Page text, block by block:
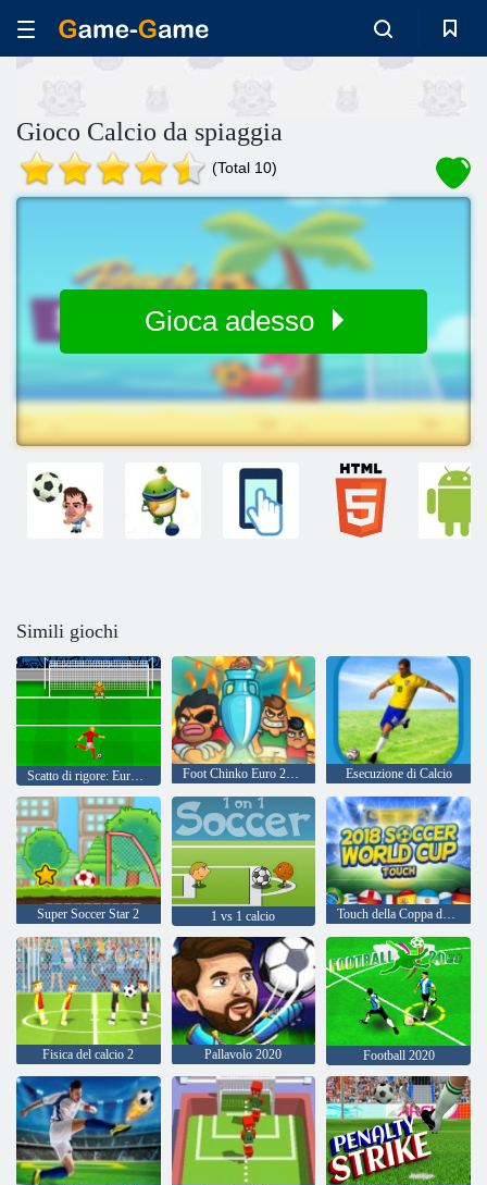
Gioco Calcio da spiaggia
(Total 10)
Gioca adesso
Simili giochi
Scatto di rigore: Euro Cup 2016 Foot Chinko Euro 2016 Esecuzione di Calcio
Super Soccer Star 2 1 vs 1 calcio Touch della Coppa del Mondo di calcio 2018
Fisica del calcio 2 Pallavolo 2020 Football 2020